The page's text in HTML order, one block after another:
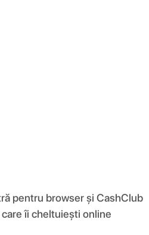
pentru browser și CashClub
îi cheltuiești online